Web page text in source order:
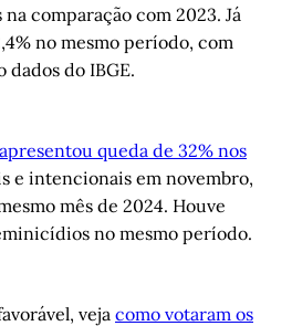
comparação com 2023. Já
no mesmo período, com
dados do IBGE.
apresentou queda de 32% nos
e intencionais em novembro,
mês de 2024. Houve
no mesmo período.
veja como votaram os